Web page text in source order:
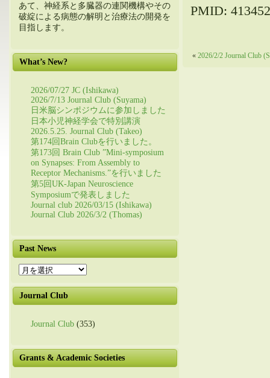
あて、神経系と多臓器の連関機構やその
破綻による病態の解明と治療法の開発を
目指します。
What’s New?
2026/07/27 JC (Ishikawa)
2026/7/13 Journal Club (Suyama)
日米脳シンポジウムに参加しました
日本小児神経学会で特別講演
2026.5.25. Journal Club (Takeo)
第174回Brain Clubを行いました。
第173回 Brain Club ”Mini-symposium
on Synapses: From Assembly to
Receptor Mechanisms.”を行いました
第5回UK-Japan Neuroscience
Symposiumで発表しました
Journal club 2026/03/15 (Ishikawa)
Journal Club 2026/3/2 (Thomas)
Past News
Past
News
Journal Club
Journal Club (353)
Grants & Academic Societies
PMID:
« 2026/2/2 Journal Club